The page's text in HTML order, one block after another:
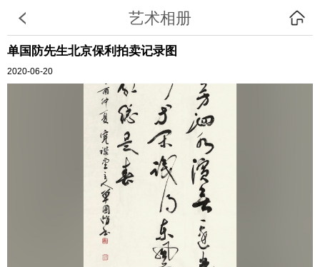
艺术相册
单国防先生北京保利拍卖记录图
2020-06-20